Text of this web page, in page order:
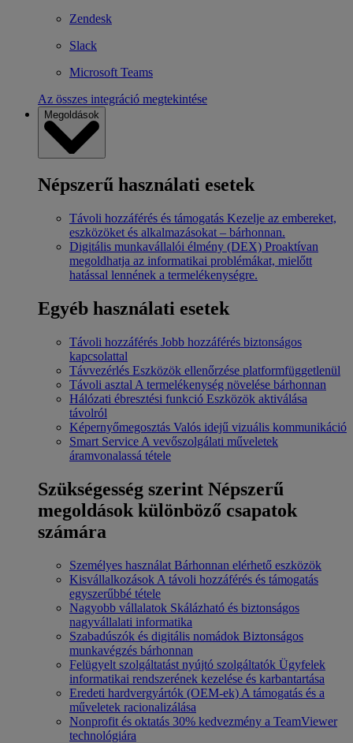
Zendesk
Slack
Microsoft Teams
Az összes integráció megtekintése
Megoldások
Népszerű használati esetek
Távoli hozzáférés és támogatás Kezelje az embereket,
eszközöket és alkalmazásokat – bárhonnan.
Digitális munkavállalói élmény (DEX) Proaktívan
megoldhatja az informatikai problémákat, mielőtt
hatással lennének a termelékenységre.
Egyéb használati esetek
Távoli hozzáférés Jobb hozzáférés biztonságos
kapcsolattal
Távvezérlés Eszközök ellenőrzése platformfüggetlenül
Távoli asztal A termelékenység növelése bárhonnan
Hálózati ébresztési funkció Eszközök aktiválása
távolról
Képernyőmegosztás Valós idejű vizuális kommunikáció
Smart Service A vevőszolgálati műveletek
áramvonalassá tétele
Szükségesség szerint Népszerű
megoldások különböző csapatok
számára
Személyes használat Bárhonnan elérhető eszközök
Kisvállalkozások A távoli hozzáférés és támogatás
egyszerűbbé tétele
Nagyobb vállalatok Skálázható és biztonságos
nagyvállalati informatika
Szabadúszók és digitális nomádok Biztonságos
munkavégzés bárhonnan
Felügyelt szolgáltatást nyújtó szolgáltatók Ügyfelek
informatikai rendszerének kezelése és karbantartása
Eredeti hardvergyártók (OEM-ek) A támogatás és a
műveletek racionalizálása
Nonprofit és oktatás 30% kedvezmény a TeamViewer
technológiára